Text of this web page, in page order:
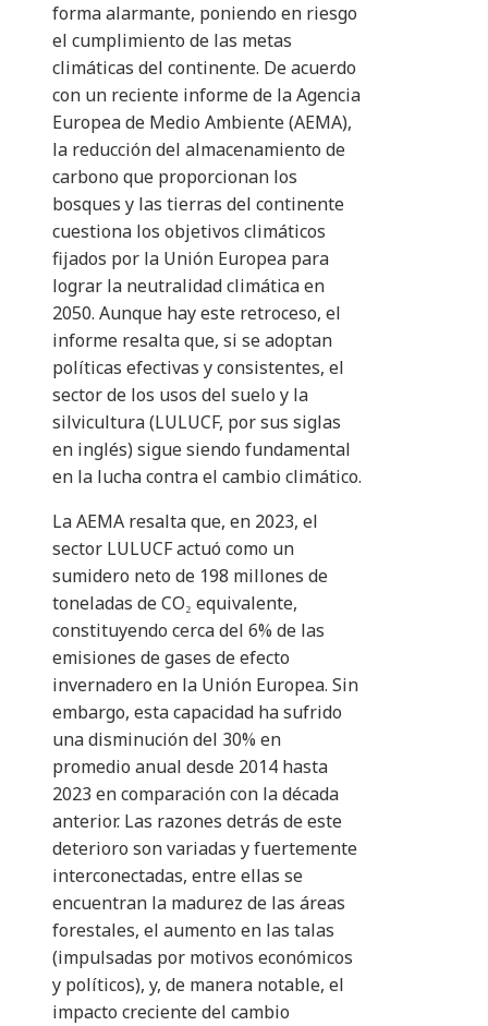
forma alarmante, poniendo en riesgo
el cumplimiento de las metas
climáticas del continente. De acuerdo
con un reciente informe de la Agencia
Europea de Medio Ambiente (AEMA),
la reducción del almacenamiento de
carbono que proporcionan los
bosques y las tierras del continente
cuestiona los objetivos climáticos
fijados por la Unión Europea para
lograr la neutralidad climática en
2050. Aunque hay este retroceso, el
informe resalta que, si se adoptan
políticas efectivas y consistentes, el
sector de los usos del suelo y la
silvicultura (LULUCF, por sus siglas
en inglés) sigue siendo fundamental
en la lucha contra el cambio climático.
La AEMA resalta que, en 2023, el
sector LULUCF actuó como un
sumidero neto de 198 millones de
toneladas de CO₂ equivalente,
constituyendo cerca del 6% de las
emisiones de gases de efecto
invernadero en la Unión Europea. Sin
embargo, esta capacidad ha sufrido
una disminución del 30% en
promedio anual desde 2014 hasta
2023 en comparación con la década
anterior. Las razones detrás de este
deterioro son variadas y fuertemente
interconectadas, entre ellas se
encuentran la madurez de las áreas
forestales, el aumento en las talas
(impulsadas por motivos económicos
y políticos), y, de manera notable, el
impacto creciente del cambio